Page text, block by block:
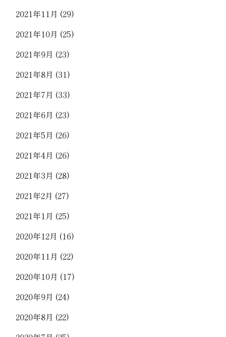
2021年11月 (29)
2021年10月 (25)
2021年9月 (23)
2021年8月 (31)
2021年7月 (33)
2021年6月 (23)
2021年5月 (26)
2021年4月 (26)
2021年3月 (28)
2021年2月 (27)
2021年1月 (25)
2020年12月 (16)
2020年11月 (22)
2020年10月 (17)
2020年9月 (24)
2020年8月 (22)